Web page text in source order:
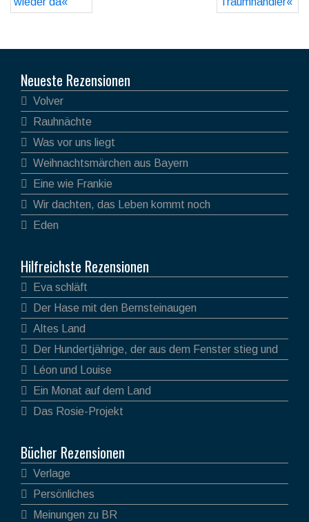
Neueste Rezensionen
Volver
Rauhnächte
Was vor uns liegt
Weihnachtsmärchen aus Bayern
Eine wie Frankie
Wir dachten, das Leben kommt noch
Eden
Hilfreichste Rezensionen
Eva schläft
Der Hase mit den Bernsteinaugen
Altes Land
Der Hundertjährige, der aus dem Fenster stieg und
verschwand
Léon und Louise
Ein Monat auf dem Land
Das Rosie-Projekt
Bücher Rezensionen
Verlage
Persönliches
Meinungen zu BR